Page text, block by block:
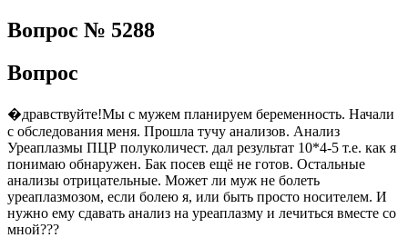
Вопрос № 5288
Вопрос
�дравствуйте!Мы с мужем планируем беременность. Начали
с обследования меня. Прошла тучу анализов. Анализ
Уреаплазмы ПЦР полуколичест. дал результат 10*4-5 т.е. как я
понимаю обнаружен. Бак посев ещё не готов. Остальные
анализы отрицательные. Может ли муж не болеть
уреаплазмозом, если болею я, или быть просто носителем. И
нужно ему сдавать анализ на уреаплазму и лечиться вместе со
мной???